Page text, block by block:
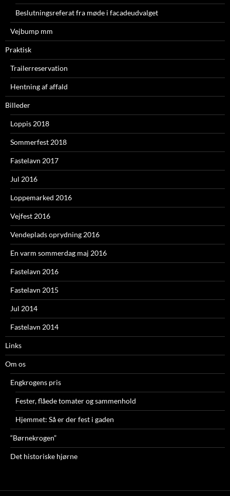
Beslutningsreferat fra møde i facadeudvalget
Vejbump mm
Praktisk
Trailerreservation
Hentning af affald
Billeder
Loppis 2018
Sommerfest 2018
Fastelavn 2017
Jul 2016
Loppemarked 2016
Vejfest 2016
Vendeplads oprydning 2016
En varm sommerdag maj 2016
Fastelavn 2016
Fastelavn 2015
Jul 2014
Fastelavn 2014
Links
Om os
Engkrogens pris
Fester, flåede tomater og sammenhold
Hjemmet: Så er der fest i gaden
“Børnekrogen”
Det historiske hjørne